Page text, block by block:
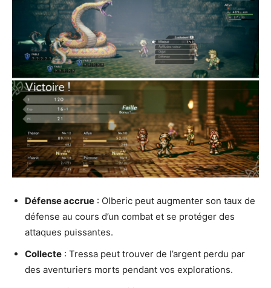
Défense accrue : Olberic peut augmenter son taux de
défense au cours d’un combat et se protéger des
attaques puissantes.
Collecte : Tressa peut trouver de l’argent perdu par
des aventuriers morts pendant vos explorations.